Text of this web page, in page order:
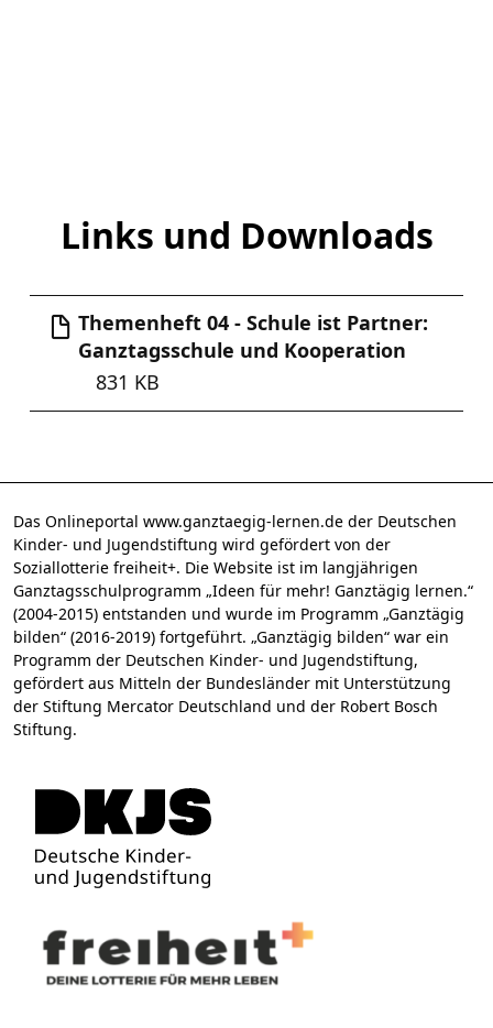
Links und Downloads
Themenheft 04 - Schule ist Partner:
Ganztagsschule und Kooperation
831 KB
Das Onlineportal www.ganztaegig-lernen.de der Deutschen
Kinder- und Jugendstiftung wird gefördert von der
Soziallotterie freiheit+. Die Website ist im langjährigen
Ganztagsschulprogramm „Ideen für mehr! Ganztägig lernen.“
(2004-2015) entstanden und wurde im Programm „Ganztägig
bilden“ (2016-2019) fortgeführt. „Ganztägig bilden“ war ein
Programm der Deutschen Kinder- und Jugendstiftung,
gefördert aus Mitteln der Bundesländer mit Unterstützung
der Stiftung Mercator Deutschland und der Robert Bosch
Stiftung.